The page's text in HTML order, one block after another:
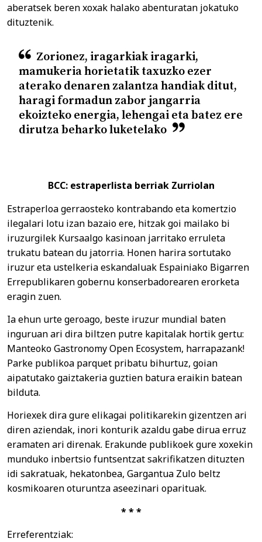
aberatsek beren xoxak halako abenturatan jokatuko
dituztenik.
Zorionez, iragarkiak iragarki,
mamukeria horietatik taxuzko ezer
aterako denaren zalantza handiak ditut,
haragi formadun zabor jangarria
ekoizteko energia, lehengai eta batez ere
dirutza beharko luketelako
BCC: estraperlista berriak Zurriolan
Estraperloa gerraosteko kontrabando eta komertzio
ilegalari lotu izan bazaio ere, hitzak goi mailako bi
iruzurgilek Kursaalgo kasinoan jarritako erruleta
trukatu batean du jatorria. Honen harira sortutako
iruzur eta ustelkeria eskandaluak Espainiako Bigarren
Errepublikaren gobernu konserbadorearen erorketa
eragin zuen.
Ia ehun urte geroago, beste iruzur mundial baten
inguruan ari dira biltzen putre kapitalak hortik gertu:
Manteoko Gastronomy Open Ecosystem, harrapazank!
Parke publikoa parquet pribatu bihurtuz, goian
aipatutako gaiztakeria guztien batura eraikin batean
bilduta.
Horiexek dira gure elikagai politikarekin gizentzen ari
diren aziendak, inori konturik azaldu gabe dirua erruz
eramaten ari direnak. Erakunde publikoek gure xoxekin
munduko inbertsio funtsentzat sakrifikatzen dituzten
idi sakratuak, hekatonbea, Gargantua Zulo beltz
kosmikoaren oturuntza aseezinari oparituak.
* * *
Erreferentziak: